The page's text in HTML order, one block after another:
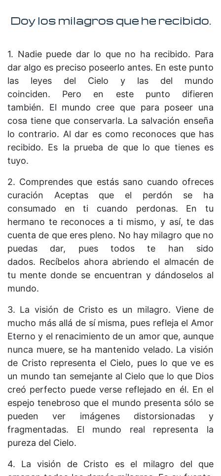
Doy los milagros que he recibido.
1. Nadie puede dar lo que no ha recibido. Para
dar algo es preciso poseerlo antes. En este punto
las leyes del Cielo y las del mundo
coinciden. Pero en este punto difieren
también. El mundo cree que para poseer una
cosa tiene que conservarla. La salvación enseña
lo contrario. Al dar es como reconoces que has
recibido. Es la prueba de que lo que tienes es
tuyo.
2. Comprendes que estás sano cuando ofreces
curación Aceptas que el perdón se ha
consumado en ti cuando perdonas. En tu
hermano te reconoces a ti mismo, y así, te das
cuenta de que eres pleno. No hay milagro que no
puedas dar, pues todos te han sido
dados. Recíbelos ahora abriendo el almacén de
tu mente donde se encuentran y dándoselos al
mundo.
3. La visión de Cristo es un milagro. Viene de
mucho más allá de sí misma, pues refleja el Amor
Eterno y el renacimiento de un amor que, aunque
nunca muere, se ha mantenido velado. La visión
de Cristo representa el Cielo, pues lo que ve es
un mundo tan semejante al Cielo que lo que Dios
creó perfecto puede verse reflejado en él. En el
espejo tenebroso que el mundo presenta sólo se
pueden ver imágenes distorsionadas y
fragmentadas. El mundo real representa la
pureza del Cielo.
4. La visión de Cristo es el milagro del que